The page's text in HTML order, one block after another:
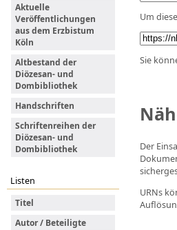
Aktuelle
Veröffentlichungen
aus dem Erzbistum
Köln
Altbestand der
Diözesan- und
Dombibliothek
Handschriften
Schriftenreihen der
Diözesan- und
Dombibliothek
Listen
Titel
Autor / Beteiligte
Um
Sie
Der
URNs